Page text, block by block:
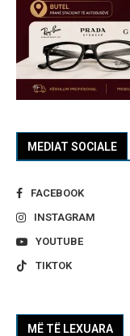
MEDIAT SOCIALE
FACEBOOK
INSTAGRAM
YOUTUBE
TIKTOK
MË TË LEXUARA